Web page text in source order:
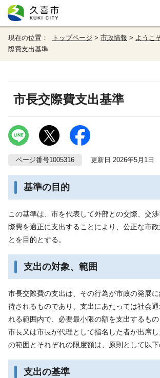
現在の位置： トップページ > 市政情報 > ようこ
際費支出基準
市長交際費支出基準
ページ番号1005316 更新日 2026年5月1日
基準の目的
この基準は、市を代表して外部との交際、交
際費を適正に支出することにより、公正な市
とを目的とする。
支出の対象、範囲
市長交際費の支出は、その行為が市政の発展
待されるものであり、支出にあたっては社会
れる範囲内で、必要最小限の額を支出するもの
市長又は市長が代理として指名した者が出席
の範囲とそれぞれの限度額は、原則として以下
支出の基準